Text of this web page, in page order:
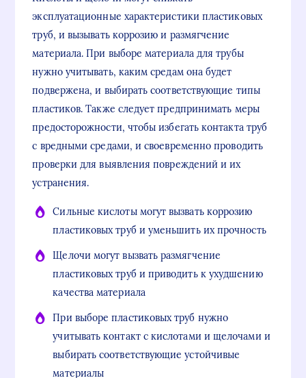
эксплуатационные характеристики пластиковых
труб, и вызывать коррозию и размягчение
материала. При выборе материала для трубы
нужно учитывать, каким средам она будет
подвержена, и выбирать соответствующие типы
пластиков. Также следует предпринимать меры
предосторожности, чтобы избегать контакта труб
с вредными средами, и своевременно проводить
проверки для выявления повреждений и их
устранения.
Сильные кислоты могут вызвать коррозию
пластиковых труб и уменьшить их прочность
Щелочи могут вызвать размягчение
пластиковых труб и приводить к ухудшению
качества материала
При выборе пластиковых труб нужно
учитывать контакт с кислотами и щелочами и
выбирать соответствующие устойчивые
материалы